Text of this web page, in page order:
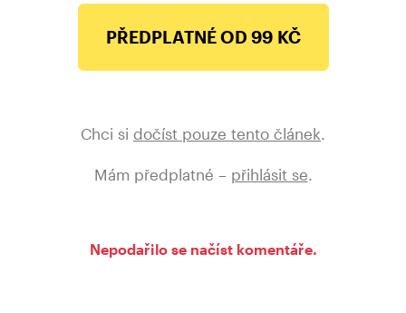
PŘEDPLATNÉ OD 99 KČ
Chci si dočíst pouze tento článek
Mám předplatné – přihlásit se
Nepodařilo se načíst komentáře.